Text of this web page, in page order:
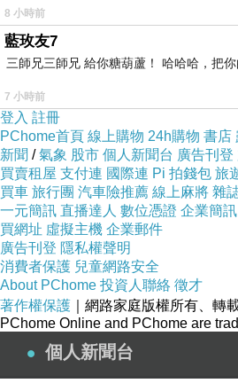
8 小時前
藍玫友7
三師兄三師兄 給你糖葫蘆！ 哈哈哈，把
7 小時前
登入 註冊
PChome首頁 線上購物 24h購物 書店
新聞 /氣象 股市 個人新聞台 廣告刊登
買賣租屋 支付連 國際連 Pi 拍錢包 旅
買車 旅行團 汽車險推薦 線上麻將 雜
一元簡訊 直播達人 數位憑證 企業簡訊
買網址 虛擬主機 企業郵件
廣告刊登 隱私權聲明
消費者保護 兒童網路安全
About PChome 投資人聯絡 徵才
著作權保護 ｜網路家庭版權所有、轉
PChome Online and PChome are
個人新聞台